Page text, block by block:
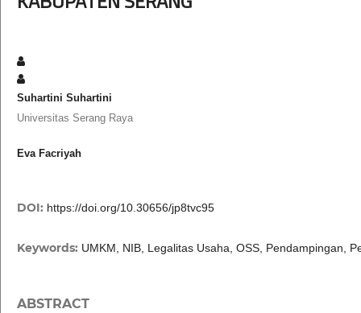
Suhartini Suhartini
Universitas Serang Raya
Eva Facriyah
DOI: https://doi.org/10.30656/jp8tvc95
Keywords: UMKM, NIB, Legalitas Usaha, OSS, Pendampingan,
ABSTRACT